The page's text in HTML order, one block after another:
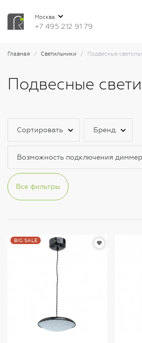
Москва
+7 495 212 91 79
Главная Светильники Подвесные
Подвесные
Сортировать Бренд
Возможность подключения
Все фильтры
BIG SALE